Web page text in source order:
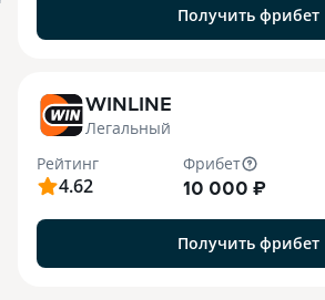
Получить фрибет
WINLINE
Легальный
Рейтинг
4.62
Фрибет
10 000 ₽
Получить фрибет